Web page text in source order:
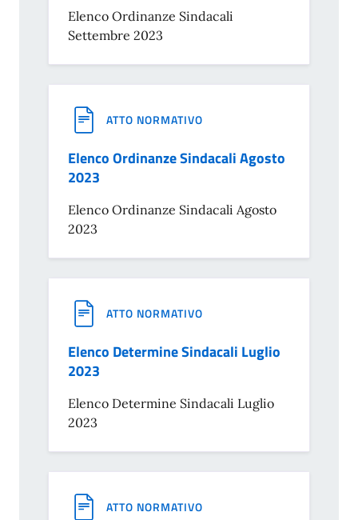
Elenco Ordinanze Sindacali
Settembre 2023
ATTO NORMATIVO
Elenco Ordinanze Sindacali Agosto
2023
Elenco Ordinanze Sindacali Agosto
2023
ATTO NORMATIVO
Elenco Determine Sindacali Luglio
2023
Elenco Determine Sindacali Luglio
2023
ATTO NORMATIVO